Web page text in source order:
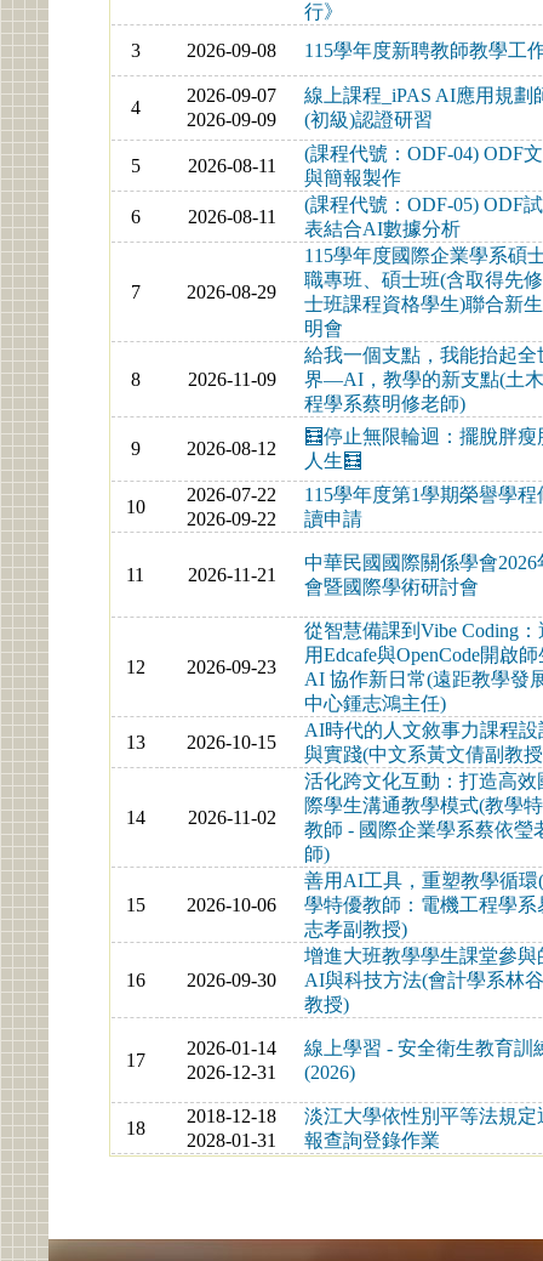
行》
3
2026-09-08 115學年度新聘教師教學工
4
2026-09-07
2026-09-09
線上課程_iPAS AI應用規劃
(初級)認證研習
5 2026-08-11
(課程代號：ODF-04) ODF
與簡報製作
6
2026-08-11
(課程代號：ODF-05) ODF
表結合AI數據分析
7 2026-08-29
115學年度國際企業學系碩
職專班、碩士班(含取得先
士班課程資格學生)聯合新
明會
8 2026-11-09
給我一個支點，我能抬起全
界—AI，教學的新支點(土
程學系蔡明修老師)
9 2026-08-12
🧮停止無限輪迴：擺脫胖瘦
人生🧮
10
2026-07-22
2026-09-22
115學年度第1學期榮譽學程
讀申請
11 2026-11-21
中華民國國際關係學會2026
會暨國際學術研討會
12 2026-09-23
從智慧備課到Vibe Coding：
用Edcafe與OpenCode開啟師
AI 協作新日常(遠距教學發
中心鍾志鴻主任)
13
2026-10-15
AI時代的人文敘事力課程設
與實踐(中文系黃文倩副教
14 2026-11-02
活化跨文化互動：打造高效
際學生溝通教學模式(教學
教師 - 國際企業學系蔡依瑩
師)
15 2026-10-06
善用AI工具，重塑教學循環
學特優教師：電機工程學系
志孝副教授)
16 2026-09-30
增進大班教學學生課堂參與
AI與科技方法(會計學系林
教授)
17
2026-01-14
2026-12-31
線上學習 - 安全衛生教育訓
(2026)
18
2018-12-18
2028-01-31
淡江大學依性別平等法規定
報查詢登錄作業